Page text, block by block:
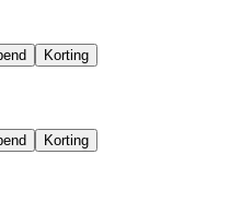
Korting
Korting